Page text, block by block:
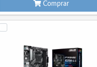
Comprar